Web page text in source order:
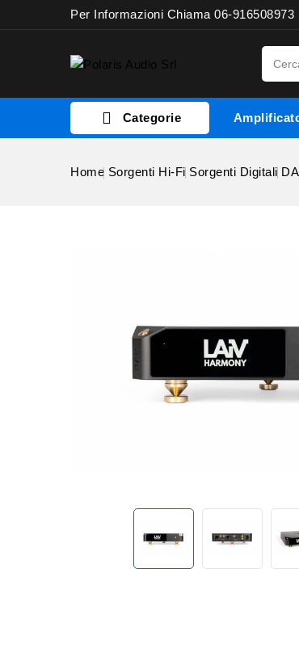
Per Informazioni Chiama 06-916508973
 Categorie
Home Sorgenti Hi-Fi Sorgenti Digitali